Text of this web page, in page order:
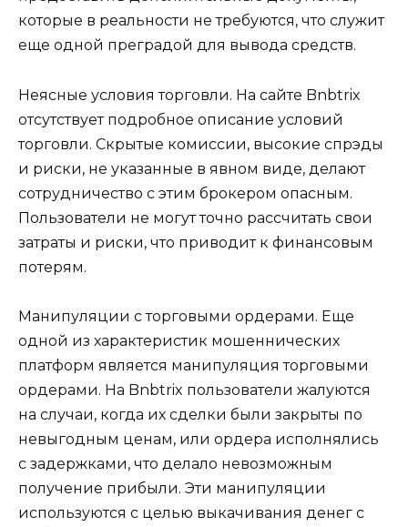
которые в реальности не требуются, что служит
еще одной преградой для вывода средств.
Неясные условия торговли. На сайте Bnbtrix
отсутствует подробное описание условий
торговли. Скрытые комиссии, высокие спрэды
и риски, не указанные в явном виде, делают
сотрудничество с этим брокером опасным.
Пользователи не могут точно рассчитать свои
затраты и риски, что приводит к финансовым
потерям.
Манипуляции с торговыми ордерами. Еще
одной из характеристик мошеннических
платформ является манипуляция торговыми
ордерами. На Bnbtrix пользователи жалуются
на случаи, когда их сделки были закрыты по
невыгодным ценам, или ордера исполнялись
с задержками, что делало невозможным
получение прибыли. Эти манипуляции
используются с целью выкачивания денег с